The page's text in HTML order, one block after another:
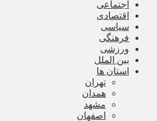
اجتماعی
اقتصادی
سیاسی
فرهنگی
ورزشی
بین الملل
استان ها
تهران
همدان
مشهد
اصفهان